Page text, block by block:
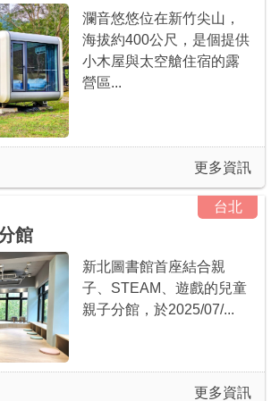
瀾音悠悠位在新竹尖山，
海拔約400公尺，是個提供
小木屋與太空艙住宿的露
營區...
更多資訊
台北
館
新北圖書館首座結合親
子、STEAM、遊戲的兒童
親子分館，於2025/07/...
更多資訊